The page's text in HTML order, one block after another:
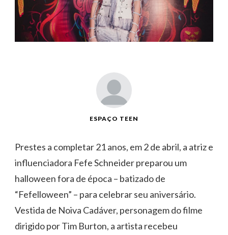
ESPAÇO TEEN
Prestes a completar 21 anos, em 2 de abril, a atriz e
influenciadora Fefe Schneider preparou um
halloween fora de época – batizado de
“Fefelloween” – para celebrar seu aniversário.
Vestida de Noiva Cadáver, personagem do filme
dirigido por Tim Burton, a artista recebeu